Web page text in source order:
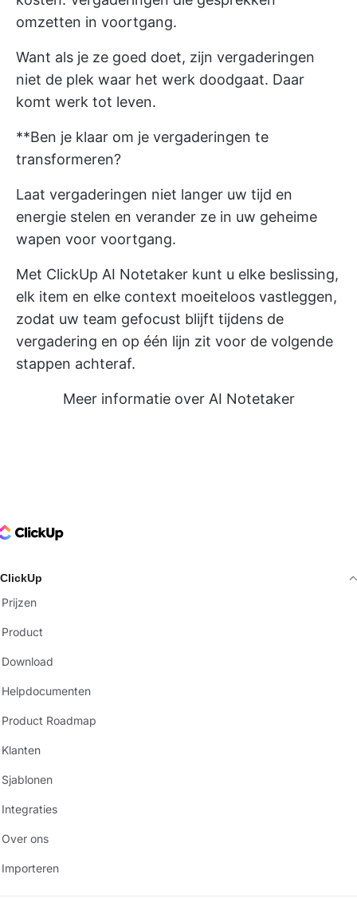
omzetten in voortgang.
Want als je ze goed doet, zijn vergaderingen
niet de plek waar het werk doodgaat. Daar
komt werk tot leven.
**Ben je klaar om je vergaderingen te
transformeren?
Laat vergaderingen niet langer uw tijd en
energie stelen en verander ze in uw geheime
wapen voor voortgang.
Met ClickUp AI Notetaker kunt u elke beslissing,
elk item en elke context moeiteloos vastleggen,
zodat uw team gefocust blijft tijdens de
vergadering en op één lijn zit voor de volgende
stappen achteraf.
Meer informatie over AI Notetaker
Logo
ClickUp
Prijzen
Product
Download
Helpdocumenten
Product Roadmap
Klanten
Sjablonen
Integraties
Over ons
Importeren